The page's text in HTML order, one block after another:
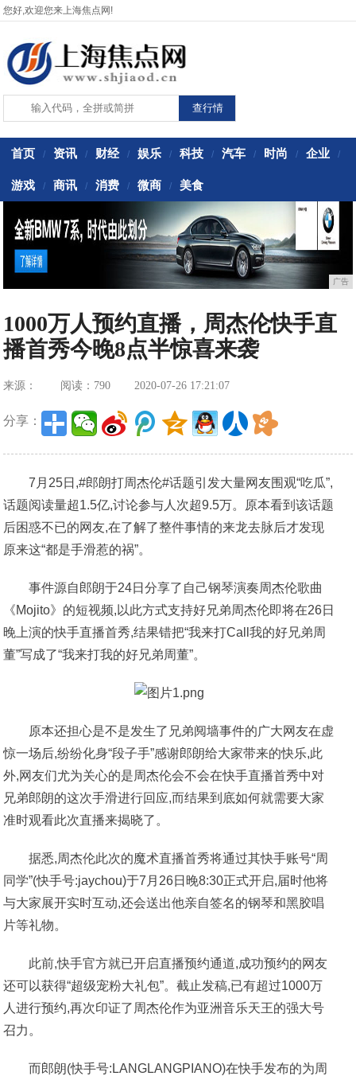
您好,欢迎您来上海焦点网!
首页 / 资讯 / 财经 / 娱乐 / 科技 / 汽车 / 时尚 / 企业 /
游戏 / 商讯 / 消费 / 微商 / 美食
广告
1000万人预约直播，周杰伦快手直
播首秀今晚8点半惊喜来袭
来源： 阅读：790 2020-07-26 17:21:07
分享：
7月25日,#郎朗打周杰伦#话题引发大量网友围观“吃瓜”,
话题阅读量超1.5亿,讨论参与人次超9.5万。原本看到该话题
后困惑不已的网友,在了解了整件事情的来龙去脉后才发现
原来这“都是手滑惹的祸”。
事件源自郎朗于24日分享了自己钢琴演奏周杰伦歌曲
《Mojito》的短视频,以此方式支持好兄弟周杰伦即将在26日
晚上演的快手直播首秀,结果错把“我来打Call我的好兄弟周
董”写成了“我来打我的好兄弟周董”。
原本还担心是不是发生了兄弟阋墙事件的广大网友在虚
惊一场后,纷纷化身“段子手”感谢郎朗给大家带来的快乐,此
外,网友们尤为关心的是周杰伦会不会在快手直播首秀中对
兄弟郎朗的这次手滑进行回应,而结果到底如何就需要大家
准时观看此次直播来揭晓了。
据悉,周杰伦此次的魔术直播首秀将通过其快手账号“周
同学”(快手号:jaychou)于7月26日晚8:30正式开启,届时他将
与大家展开实时互动,还会送出他亲自签名的钢琴和黑胶唱
片等礼物。
此前,快手官方就已开启直播预约通道,成功预约的网友
还可以获得“超级宠粉大礼包”。截止发稿,已有超过1000万
人进行预约,再次印证了周杰伦作为亚洲音乐天王的强大号
召力。
而郎朗(快手号:LANGLANGPIANO)在快手发布的为周